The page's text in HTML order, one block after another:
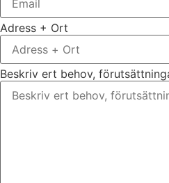
Adress + Ort
Beskriv ert behov,